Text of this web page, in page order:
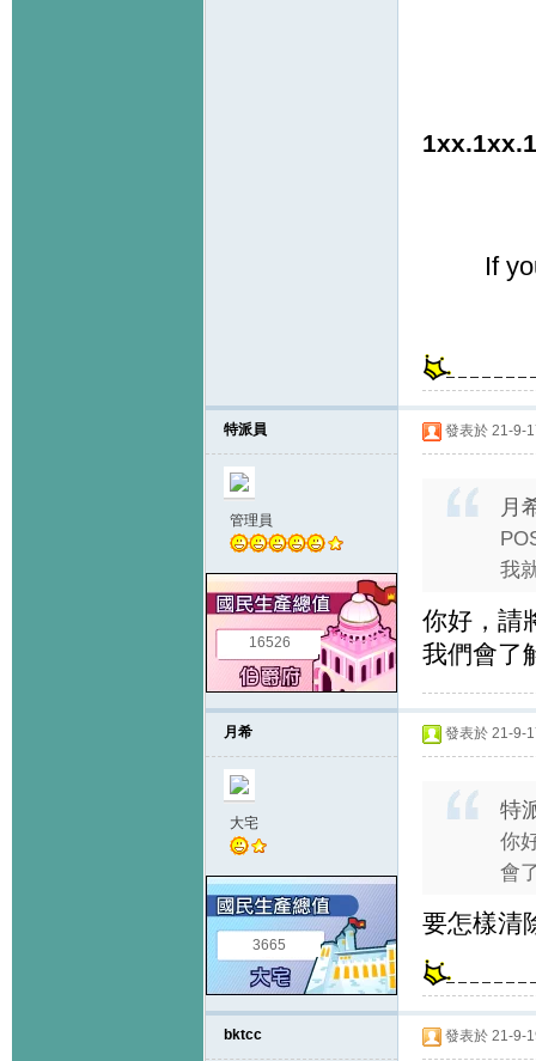
If
特派員
管理員
16526
發表於 21-9-
月
我
你好，請
我們會了
月希
大宅
3665
發表於 21-9-
特
你
會
要怎樣清
bktcc 發表於 21-9-